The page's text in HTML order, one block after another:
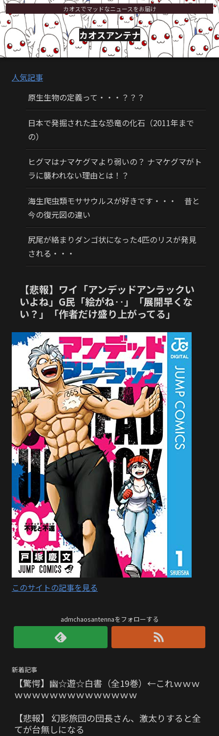
カオスでマッドなニュースをお届け
カオスアンテナ
人気記事
原生生物の定義って・・・？？？
日本で発掘された主な恐竜の化石（2011年まで
の）
ヒグマはナマケグマより弱いの？ ナマケグマがト
ラに襲われない理由とは！？
海生爬虫類モササウルスが好きです・・・ 昔と
今の復元図の違い
尻尾が絡まりダンゴ状になった4匹のリスが発見
される・・・
【悲報】ワイ「アンデッドアンラックい
いよね」G民「絵がね‥」「展開早くな
い？」「作者だけ盛り上がってる」
このサイトの記事を見る
admchaosantennaをフォローする
新着記事
【驚愕】幽☆遊☆白書（全19巻）←これｗｗｗ
ｗｗｗｗｗｗｗｗｗｗｗｗｗｗ
【悲報】 幻影旅団の団長さん、激太りすると全
てが台無しになる